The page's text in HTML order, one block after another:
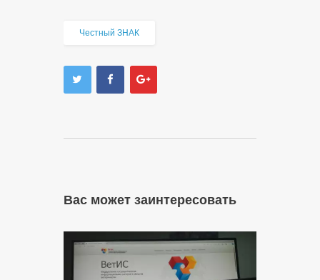
Честный ЗНАК
Вас может заинтересовать